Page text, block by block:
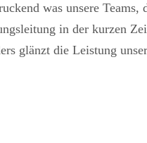
was unsere Teams,
in der kurzen
glänzt die Leistung